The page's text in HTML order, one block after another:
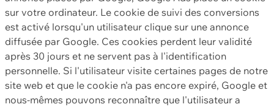
sur votre ordinateur. Le cookie de suivi des conversions
est activé lorsqu'un utilisateur clique sur une annonce
diffusée par Google. Ces cookies perdent leur validité
après 30 jours et ne servent pas à l'identification
personnelle. Si l'utilisateur visite certaines pages de notre
site web et que le cookie n'a pas encore expiré, Google et
nous-mêmes pouvons reconnaître que l'utilisateur a